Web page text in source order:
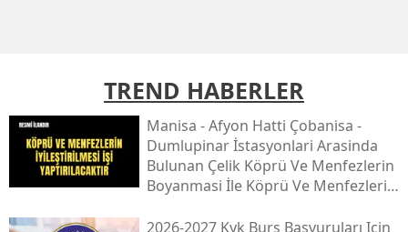
TREND HABERLER
Mani̇sa - Afyon Hatti Çobani̇sa -
Dumlupinar İstasyonlari Arasinda
Bulunan Çeli̇k Köprü Ve Menfezleri̇n
Boyanmasi İle Köprü Ve Menfezleri̇n
2026-2027 Kyk Burs Başvuruları Için